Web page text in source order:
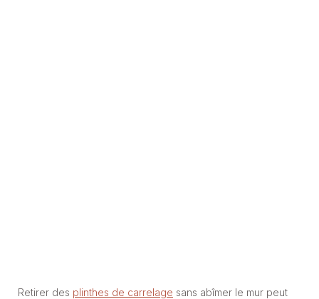
Retirer des plinthes de carrelage sans abîmer le mur peut